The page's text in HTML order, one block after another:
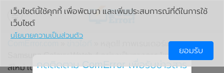
» หลุด!! ภาพเรนเดอร์แรกของ
Samsung Galaxy Watch 4 อย่างเป็นทางการ โชว์ดีไซน์ใหม่และ
สีใหม่ เตรียมเปิดตัวในเร็วๆนี้
เว็บไซต์นี้ใช้คุกกี้ เพื่อพัฒนา และเพิ่มประสบการณ์ที่ดีในการใช้
เว็บไซต์
นโยบายความเป็นส่วนตัว
ยอมรับ
กดติดตาม ComError เพื่อรับข่าวสาร